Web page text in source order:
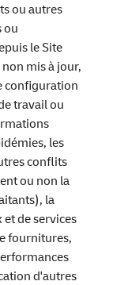
ou autres
ou
le Site
mis à jour,
configuration
travail ou
les
conflits
ou non la
la
de services
fournitures,
d'autres